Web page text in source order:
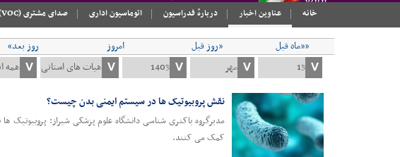
خانه
عناوین اخبار دربارهٔ فدراسیون اتوماسیون اداری صدای مشتری (VOC)
««ماه قبل «روز قبل امروز روز بعد»
نقش پروبیوتیک ها در سیستم ایمنی بدن چیست؟
مدیرگروه باکتری شناسی دانشگاه علوم پزشکی شیراز: پروبیوتیک
کمک می ‌کنند.